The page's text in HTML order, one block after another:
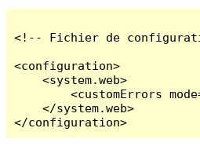
<!-- Fichier de
<configuration>
    <system.web>
<customErrors
    </system.web>
</configuration>